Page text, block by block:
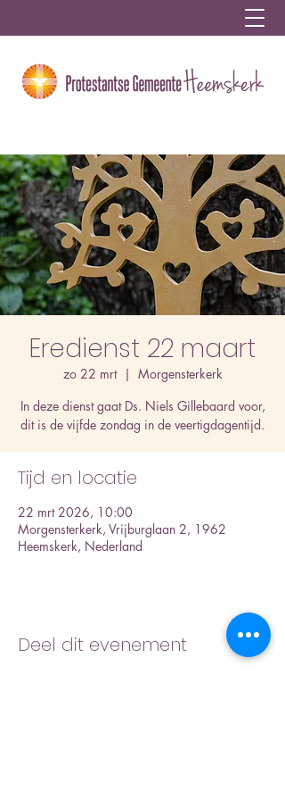
Eredienst 22 maart
zo 22 mrt
  |
Morgensterkerk
In deze dienst gaat Ds. Niels Gillebaard voor,
dit is de vijfde zondag in de veertigdagentijd.
Tijd en locatie
22 mrt 2026, 10:00
Morgensterkerk, Vrijburglaan 2, 1962
Heemskerk, Nederland
Deel dit evenement